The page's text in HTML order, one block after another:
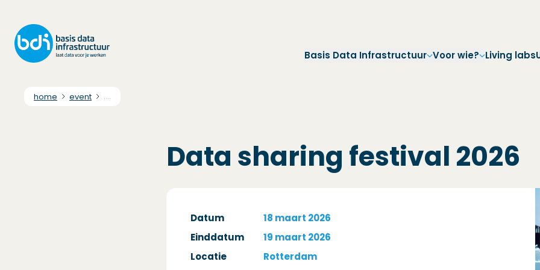
Basis Data Infrastructuur Voor wie? Living labs
home event ....
Data sharing festival 2026
Datum
18 maart 2026
Einddatum
19 maart 2026
Locatie
Rotterdam